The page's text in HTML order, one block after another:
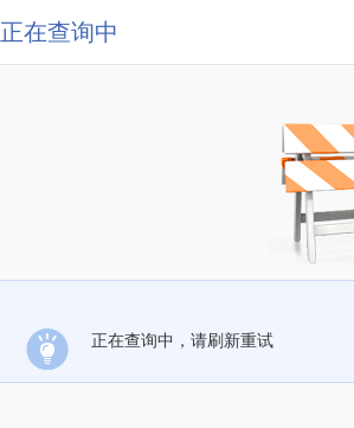
正在查询中
正在查询中，请刷新重试